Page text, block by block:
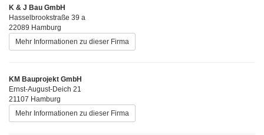
K & J Bau GmbH
Hasselbrookstraße 39 a
22089 Hamburg
Mehr Informationen zu dieser Firma
KM Bauprojekt GmbH
Ernst-August-Deich 21
21107 Hamburg
Mehr Informationen zu dieser Firma